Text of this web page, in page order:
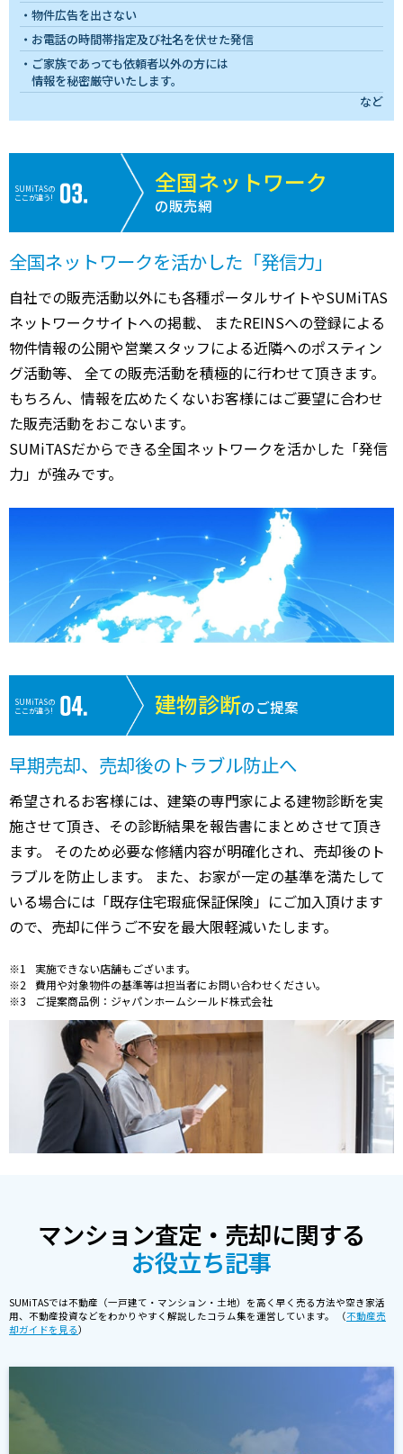
物件広告を出さない
お電話の時間帯指定及び社名を伏せた発信
ご家族であっても依頼者以外の方には
情報を秘密厳守いたします。
など
SUMiTASの
ここが違う!
全国ネットワーク
の販売網
全国ネットワークを活かした「発信力」
自社での販売活動以外にも各種ポータルサイトやSUMiTAS
ネットワークサイトへの掲載、 またREINSへの登録による
物件情報の公開や営業スタッフによる近隣へのポスティン
グ活動等、 全ての販売活動を積極的に行わせて頂きます。
もちろん、情報を広めたくないお客様にはご要望に合わせ
た販売活動をおこないます。
SUMiTASだからできる全国ネットワークを活かした「発信
力」が強みです。
SUMiTASの
ここが違う!
建物診断のご提案
早期売却、売却後のトラブル防止へ
希望されるお客様には、建築の専門家による建物診断を実
施させて頂き、その診断結果を報告書にまとめさせて頂き
ます。 そのため必要な修繕内容が明確化され、売却後のト
ラブルを防止します。 また、お家が一定の基準を満たして
いる場合には「既存住宅瑕疵保証保険」にご加入頂けます
ので、売却に伴うご不安を最大限軽減いたします。
実施できない店舗もございます。
費用や対象物件の基準等は担当者にお問い合わせください。
ご提案商品例：ジャパンホームシールド株式会社
マンション査定・売却に関する
お役立ち記事
SUMiTASでは不動産（一戸建て・マンション・土地）を高く早く売る方法や空き家活
用、不動産投資などをわかりやすく解説したコラム集を運営しています。 （不動産売
却ガイドを見る）